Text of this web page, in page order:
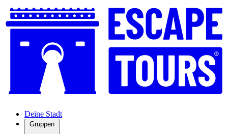
Deine Stadt
Gruppen